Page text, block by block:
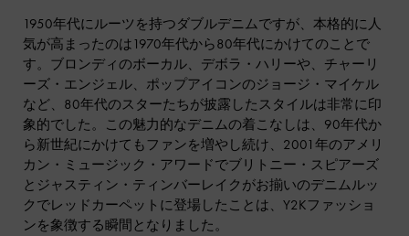
1950年代にルーツを持つダブルデニムですが、本格的に人
気が高まったのは1970年代から80年代にかけてのことで
す。ブロンディのボーカル、デボラ・ハリーや、チャーリ
ーズ・エンジェル、ポップアイコンのジョージ・マイケル
など、80年代のスターたちが披露したスタイルは非常に印
象的でした。この魅力的なデニムの着こなしは、90年代か
ら新世紀にかけてもファンを増やし続け、2001年のアメリ
カン・ミュージック・アワードでブリトニー・スピアーズ
とジャスティン・ティンバーレイクがお揃いのデニムルッ
クでレッドカーペットに登場したことは、Y2Kファッショ
ンを象徴する瞬間となりました。